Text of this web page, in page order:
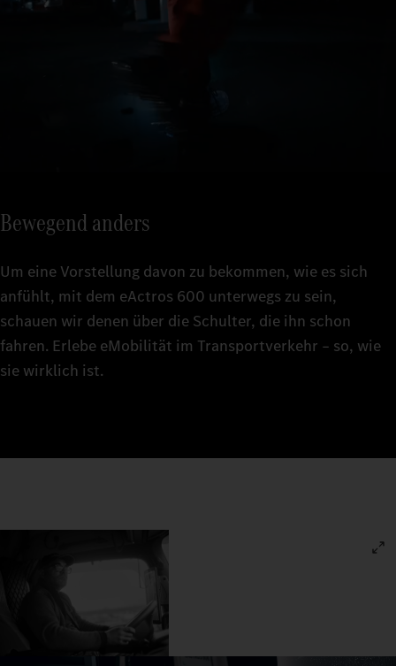
Bewegend anders
Um eine Vorstellung davon zu bekommen, wie es sich
anfühlt, mit dem eActros 600 unterwegs zu sein,
schauen wir denen über die Schulter, die ihn schon
fahren. Erlebe eMobilität im Transportverkehr – so, wie
sie wirklich ist.